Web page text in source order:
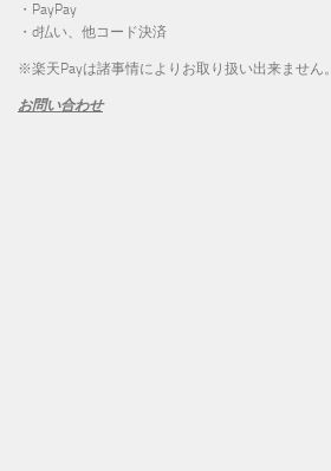
・PayPay
・d払い、他コード決済
※楽天Payは諸事情によりお取り扱い出来ません。
お問い合わせ